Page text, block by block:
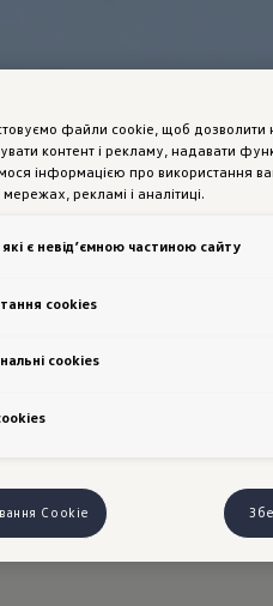
Assistance
файли cookie, щоб
контент і рекламу, надавати
інформацією про використання
рекламі і аналітиці.
є невід’ємною частиною сайту
cookies
cookies
Cookie